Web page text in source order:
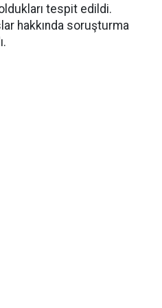
tespit edildi.
hakkında soruşturma